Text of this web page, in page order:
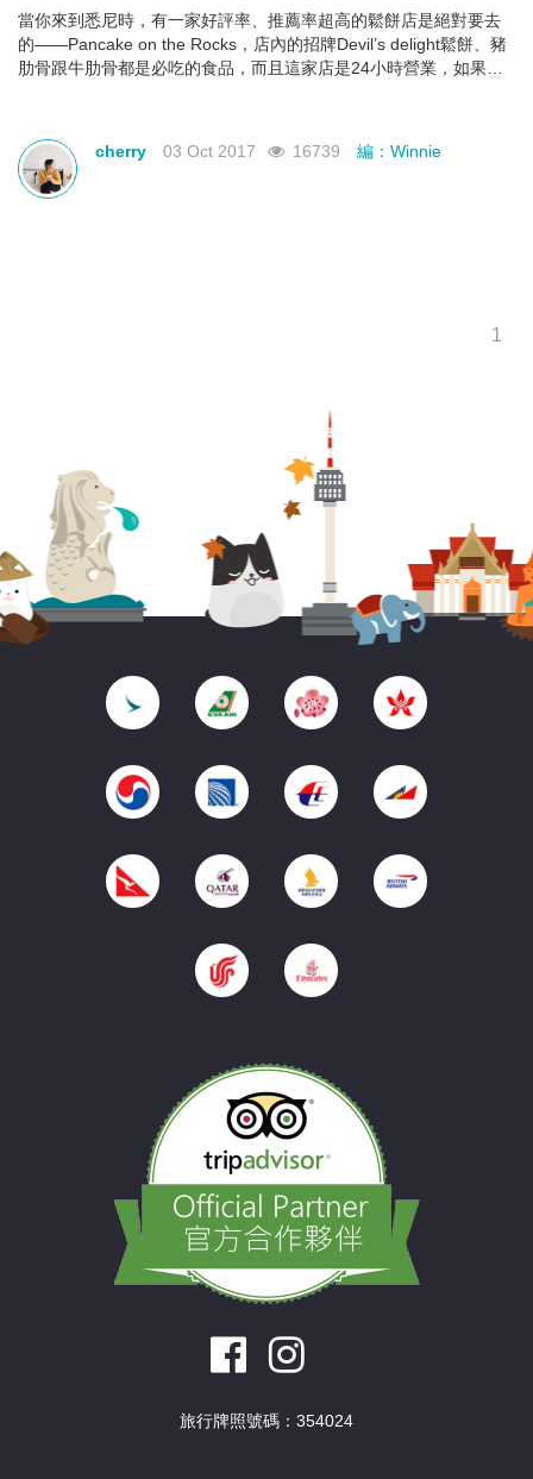
當你來到悉尼時，有一家好評率、推薦率超高的鬆餅店是絕對要去
的——Pancake on the Rocks，店內的招牌Devil’s delight鬆餅、豬
肋骨跟牛肋骨都是必吃的食品，而且這家店是24小時營業，如果在
cherry 03 Oct 2017 16739 編：Winnie
1
旅行牌照號碼：354024